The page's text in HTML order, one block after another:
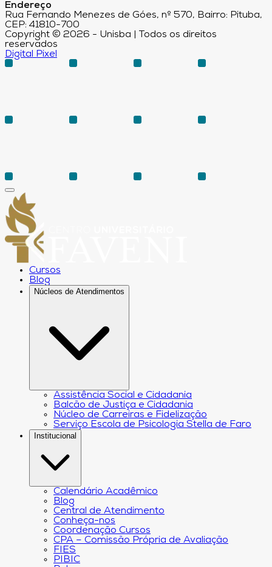
Endereço
Rua Fernando Menezes de Góes, nº 570, Bairro: Pituba,
CEP: 41810-700
Copyright © 2026 - Unisba | Todos os direitos
reservados
Digital Pixel
Cursos
Blog
Núcleos de Atendimentos
Assistência Social e Cidadania
Balcão de Justiça e Cidadania
Núcleo de Carreiras e Fidelização
Serviço Escola de Psicologia Stella de Faro
Institucional
Calendário Acadêmico
Blog
Central de Atendimento
Conheça-nos
Coordenação Cursos
CPA – Comissão Própria de Avaliação
FIES
PIBIC